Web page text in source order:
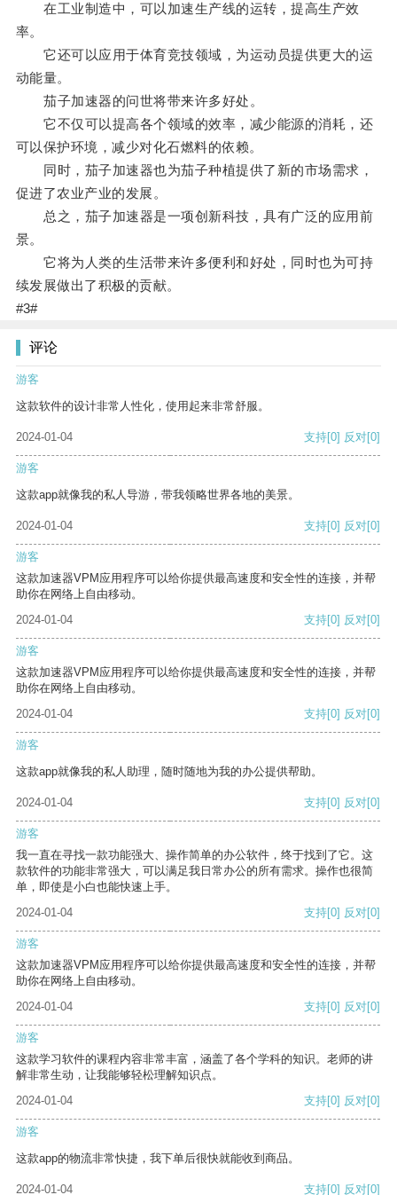
在工业制造中，可以加速生产线的运转，提高生产效
率。
它还可以应用于体育竞技领域，为运动员提供更大的运
动能量。
茄子加速器的问世将带来许多好处。
它不仅可以提高各个领域的效率，减少能源的消耗，还
可以保护环境，减少对化石燃料的依赖。
同时，茄子加速器也为茄子种植提供了新的市场需求，
促进了农业产业的发展。
总之，茄子加速器是一项创新科技，具有广泛的应用前
景。
它将为人类的生活带来许多便利和好处，同时也为可持
续发展做出了积极的贡献。
#3#
评论
游客
这款软件的设计非常人性化，使用起来非常舒服。
2024-01-04 支持[0] 反对[0]
游客
这款app就像我的私人导游，带我领略世界各地的美景。
2024-01-04 支持[0] 反对[0]
游客
这款加速器VPM应用程序可以给你提供最高速度和安全性的连接，并帮
助你在网络上自由移动。
2024-01-04
支持[0] 反对[0]
游客
这款加速器VPM应用程序可以给你提供最高速度和安全性的连接，并帮
助你在网络上自由移动。
2024-01-04
支持[0] 反对[0]
游客
这款app就像我的私人助理，随时随地为我的办公提供帮助。
2024-01-04 支持[0] 反对[0]
游客
我一直在寻找一款功能强大、操作简单的办公软件，终于找到了它。这
款软件的功能非常强大，可以满足我日常办公的所有需求。操作也很简
单，即使是小白也能快速上手。
2024-01-04
支持[0] 反对[0]
游客
这款加速器VPM应用程序可以给你提供最高速度和安全性的连接，并帮
助你在网络上自由移动。
2024-01-04
支持[0] 反对[0]
游客
这款学习软件的课程内容非常丰富，涵盖了各个学科的知识。老师的讲
解非常生动，让我能够轻松理解知识点。
2024-01-04
支持[0] 反对[0]
游客
这款app的物流非常快捷，我下单后很快就能收到商品。
2024-01-04 支持[0] 反对[0]